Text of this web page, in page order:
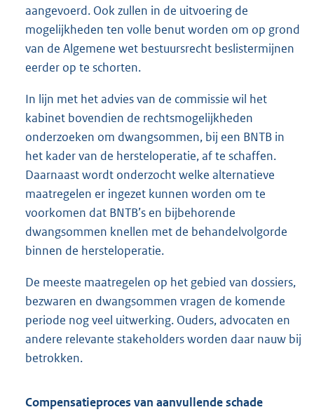
aangevoerd. Ook zullen in de uitvoering de
mogelijkheden ten volle benut worden om op grond
van de Algemene wet bestuursrecht beslistermijnen
eerder op te schorten.
In lijn met het advies van de commissie wil het
kabinet bovendien de rechtsmogelijkheden
onderzoeken om dwangsommen, bij een BNTB in
het kader van de hersteloperatie, af te schaffen.
Daarnaast wordt onderzocht welke alternatieve
maatregelen er ingezet kunnen worden om te
voorkomen dat BNTB’s en bijbehorende
dwangsommen knellen met de behandelvolgorde
binnen de hersteloperatie.
De meeste maatregelen op het gebied van dossiers,
bezwaren en dwangsommen vragen de komende
periode nog veel uitwerking. Ouders, advocaten en
andere relevante stakeholders worden daar nauw bij
betrokken.
Compensatieproces van aanvullende schade